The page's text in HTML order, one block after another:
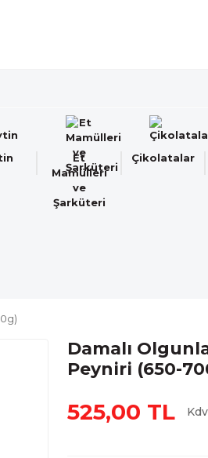
Et
Mamülleri
ve
Şarküteri
Çikolatalar
Damalı
Peyniri (650-
525,00 TL